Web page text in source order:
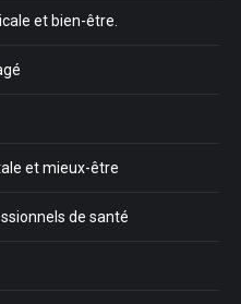
et bien-être.
et mieux-être
de santé